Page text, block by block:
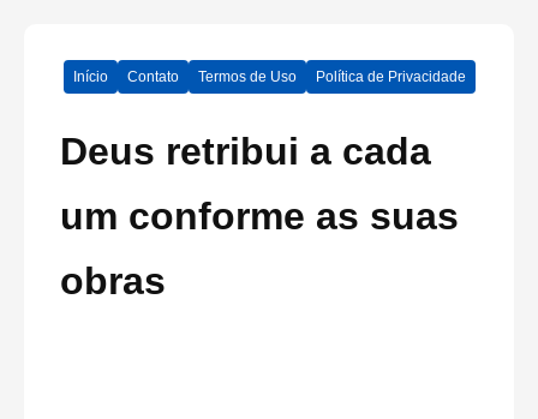
Início Contato Termos de Uso Política de Privacidade
Deus retribui a cada
um conforme as suas
obras